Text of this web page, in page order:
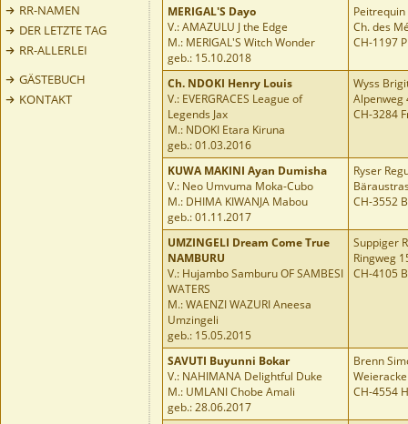
RR-NAMEN
DER LETZTE TAG
RR-ALLERLEI
GÄSTEBUCH
KONTAKT
MERIGAL'S Dayo
V.: AMAZULU J the Edge
M.: MERIGAL'S Witch Wonder
geb.: 15.10.2018
Ch. des
CH-1197
Ch. NDOKI Henry Louis
V.: EVERGRACES League of
Legends Jax
M.: NDOKI Etara Kiruna
geb.: 01.03.2016
Wyss
Alpenweg
CH-3284
KUWA MAKINI Ayan Dumisha
V.: Neo Umvuma Moka-Cubo
M.: DHIMA KIWANJA Mabou
geb.: 01.11.2017
Ryser
CH-3552
UMZINGELI Dream Come True
NAMBURU
V.: Hujambo Samburu OF SAMBESI
WATERS
M.: WAENZI WAZURI Aneesa
Umzingeli
geb.: 15.05.2015
Suppiger
Ringweg
CH-4105
SAVUTI Buyunni Bokar
V.: NAHIMANA Delightful Duke
M.: UMLANI Chobe Amali
geb.: 28.06.2017
Brenn
CH-4554